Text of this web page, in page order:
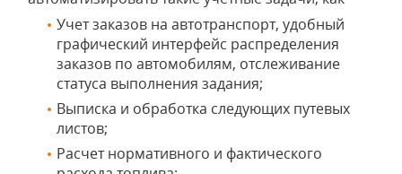
Учет заказов на автотранспорт, удобный
графический интерфейс распределения
заказов по автомобилям, отслеживание
статуса выполнения задания;
Выписка и обработка следующих путевых
листов;
Расчет нормативного и фактического